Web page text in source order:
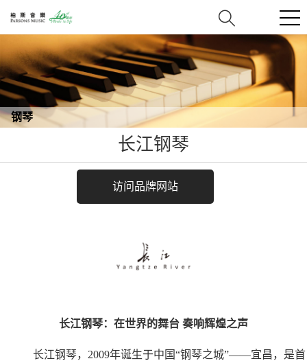
钢琴
长江钢琴
访问品牌网站
长江钢琴：在世界的舞台 奏响辉煌之声
长江钢琴，2009年诞生于中国“钢琴之城”——宜昌，是首